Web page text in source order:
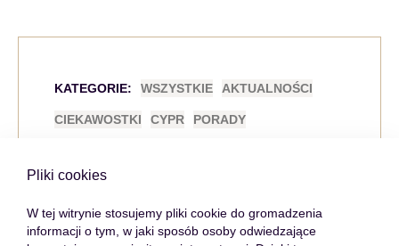
KATEGORIE: WSZYSTKIE AKTUALNOŚCI
CIEKAWOSTKI CYPR PORADY
Pliki cookies
W tej witrynie stosujemy pliki cookie do gromadzenia
informacji o tym, w jaki sposób osoby odwiedzające